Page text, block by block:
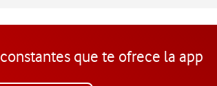
que te ofrece la app